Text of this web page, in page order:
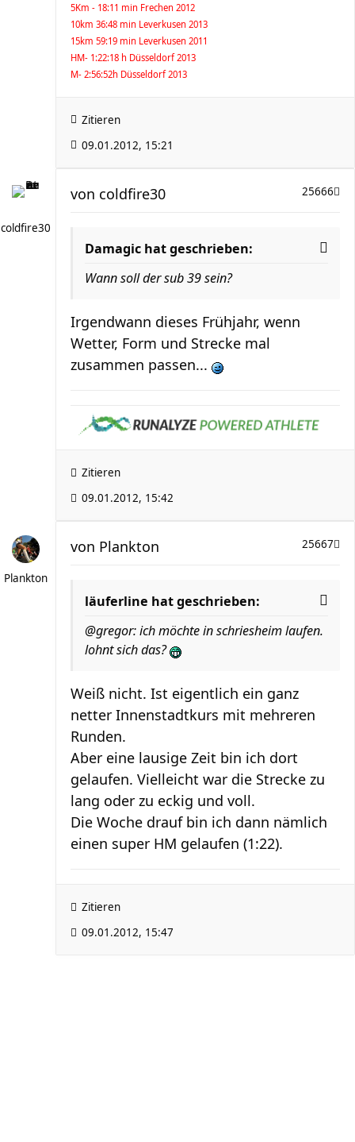
5Km - 18:11 min Frechen 2012
10km 36:48 min Leverkusen 2013
15km 59:19 min Leverkusen 2011
HM- 1:22:18 h Düsseldorf 2013
M- 2:56:52h Düsseldorf 2013
Zitieren
09.01.2012, 15:21
coldfire30
25666
von coldfire30
Damagic hat geschrieben:
Wann soll der sub 39 sein?
Irgendwann dieses Frühjahr, wenn
Wetter, Form und Strecke mal
zusammen passen...
Zitieren
09.01.2012, 15:42
Plankton
25667
von Plankton
läuferline hat geschrieben:
@gregor: ich möchte in schriesheim laufen.
lohnt sich das?
Weiß nicht. Ist eigentlich ein ganz
netter Innenstadtkurs mit mehreren
Runden.
Aber eine lausige Zeit bin ich dort
gelaufen. Vielleicht war die Strecke zu
lang oder zu eckig und voll.
Die Woche drauf bin ich dann nämlich
einen super HM gelaufen (1:22).
Zitieren
09.01.2012, 15:47